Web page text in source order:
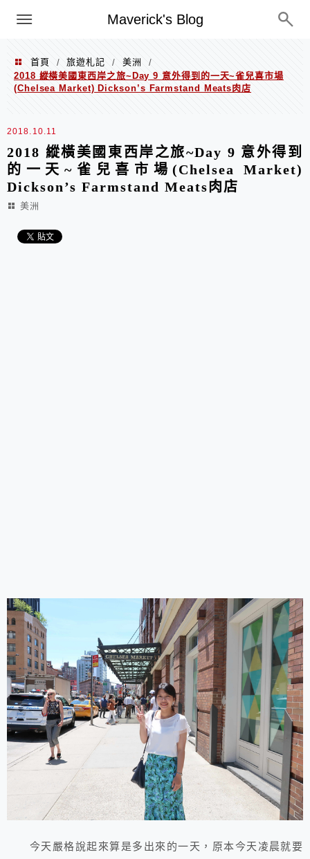
Maverick's Blog
Menu
首頁 / 旅遊札記 / 美洲
/
2018 縱橫美國東西岸之旅~Day 9 意外得到的一天~雀兒喜市場
(Chelsea Market) Dickson’s Farmstand Meats肉店
2018.10.11
2018 縱橫美國東西岸之旅~Day 9 意外得到
的一天~雀兒喜市場(Chelsea Market)
Dickson’s Farmstand Meats肉店
美洲
今天嚴格說起來算是多出來的一天，原本今天凌晨就要